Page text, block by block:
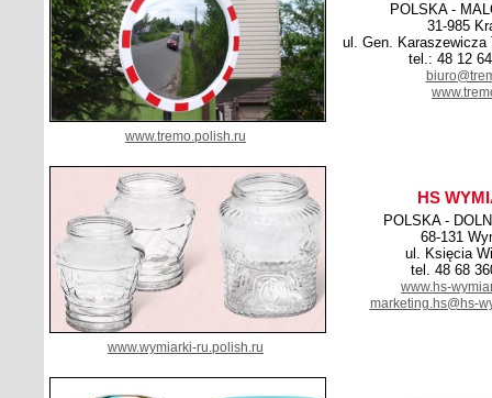
POLSKA -
31-985
ul. Gen. Karaszewicza
tel.: 48 12
www.tremo.polish.ru
HS
POLSKA -
68-131
ul. Księcia
tel. 48 68
www.hs-
marketing.hs@hs-
www.wymiarki-ru.polish.ru